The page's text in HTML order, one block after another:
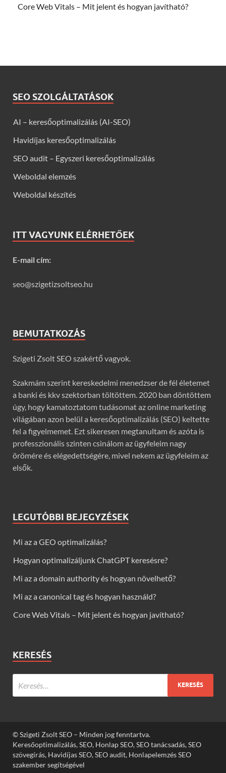
Core Web Vitals – Mit jelent és hogyan javítható?
SEO SZOLGÁLTATÁSOK
AI – keresőoptimalizálás (AI-SEO)
Havidíjas keresőoptimalizálás
SEO audit – Egyszeri keresőoptimalizálás
Weboldal elemzés
Weboldal készítés
ITT VAGYUNK ELÉRHETŐEK
E-mail cím:
seo@szigetizsoltseo.hu
BEMUTATKOZÁS
Szigeti Zsolt SEO szakértő vagyok.
Szakmám szerint kereskedelmi menedzser de fél életemet
a banki és kkv szektorban töltöttem. 2020 ban döntöttem
úgy, hogy kamatoztatom tudásomat az online marketing
világában azon belül a keresőoptimalizálás (SEO) keltette
fel a figyelmemet. Ezt sikeresen megtanultam és azóta is
professzionális szinten csinálom az ügyfeleim nagy
örömére és elégedettségére, mivel nekem az ügyfeleim az
elsők.
LEGUTÓBBI BEJEGYZÉSEK
Mi az a GEO optimalizálás?
Hogyan optimalizáljunk ChatGPT keresésre?
Mi az a domain authority és hogyan növelhető?
Mi az a canonical tag és hogyan használd?
Core Web Vitals – Mit jelent és hogyan javítható?
KERESÉS
© Szigeti Zsolt SEO – Minden jog fenntartva.
Keresőoptimalizálás, SEO, Honlap SEO, SEO tanácsadás, SEO
szövegírás, Havidíjas SEO, SEO audit, Honlapelemzés SEO
szakember segítségével